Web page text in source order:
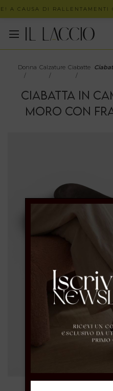
A CAUSA DI RALLENTAMENTI
Donna
/
Calzature
/
Ciabatte
/
CIABATTA IN
MORO CON